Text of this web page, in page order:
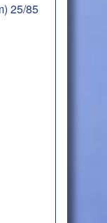
25/85